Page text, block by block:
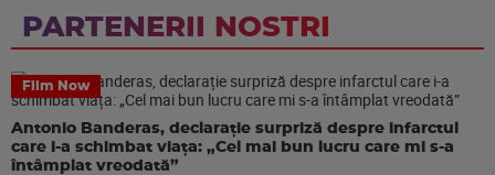
PARTENERII NOSTRI
Film Now
Antonio Banderas, declarație surpriză despre infarctul
care i-a schimbat viața: „Cel mai bun lucru care mi s-a
întâmplat vreodată”